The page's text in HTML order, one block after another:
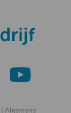
| Algemene